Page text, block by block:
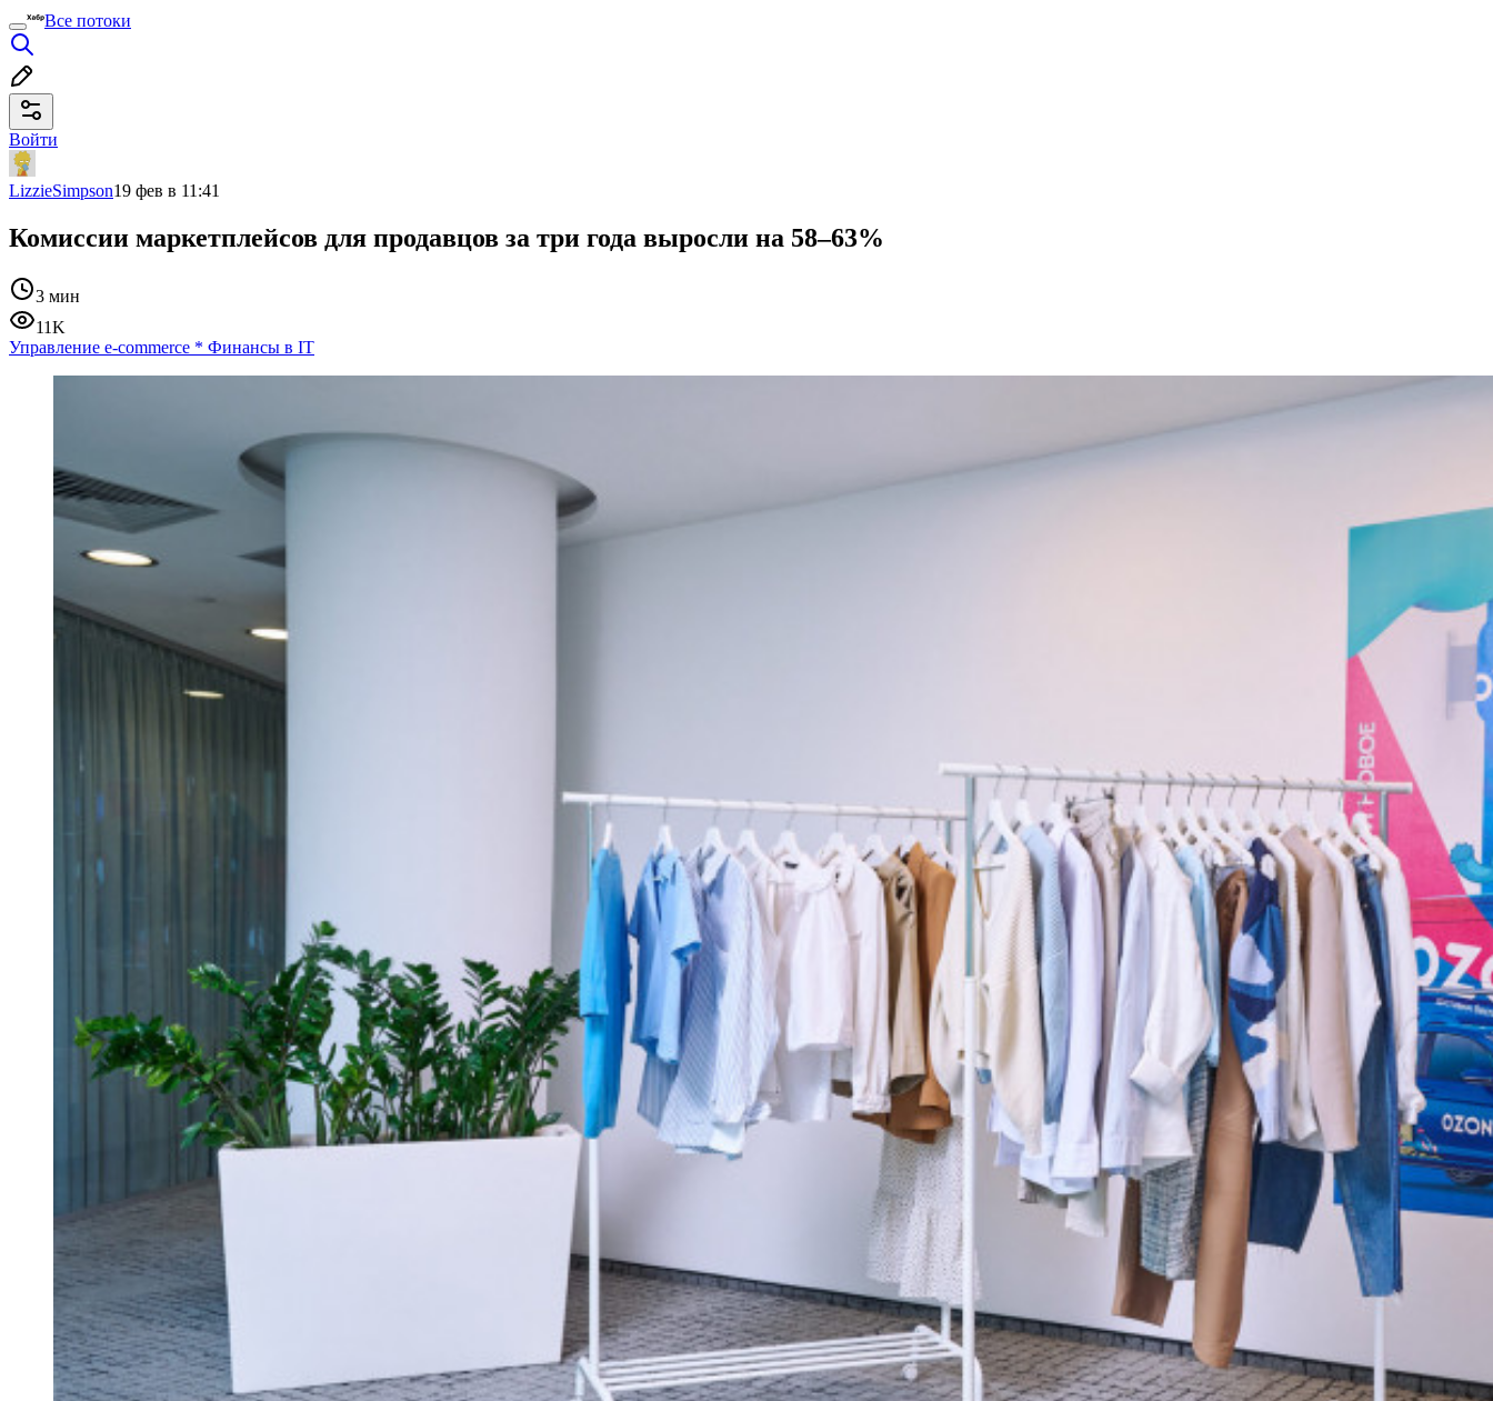
Все потоки
Войти
LizzieSimpson19 фев в 11:41
Комиссии маркетплейсов для продавцов за три года выросли на 58–63%
3 мин
11K
Управление e-commerce * Финансы в IT